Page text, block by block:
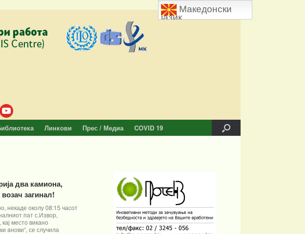
youtube
Линкови Прес / Медиа COVID 19
два камиона,
загинал!
некаде околу 08:15 часот
пат с.Извор,
место викано
aнови“, се случила
Македонски
јазик